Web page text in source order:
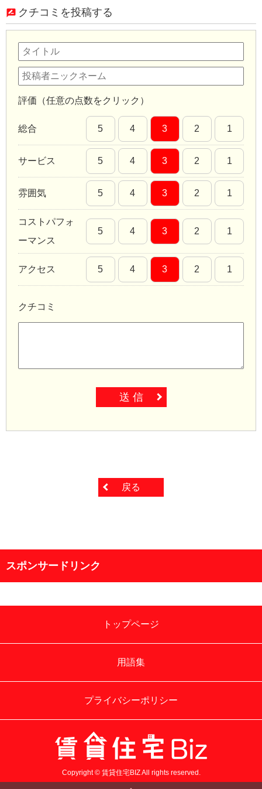
クチコミを投稿する
評価（任意の点数をクリック）
総合 5 4 3 2 1
サービス 5 4 3 2 1
雰囲気 5 4 3 2 1
コストパフォ
ーマンス
5 4 3 2 1
アクセス 5 4 3 2 1
クチコミ
送 信
戻る
スポンサードリンク
トップページ
用語集
プライバシーポリシー
Copyright © 賃貸住宅BIZ All rights reserved.